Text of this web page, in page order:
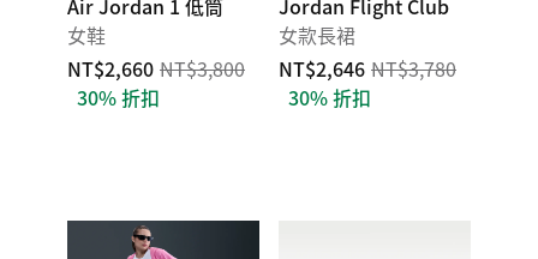
Air Jordan 1 低筒
女鞋
NT$2,660 NT$3,800
30% 折扣
Jordan Flight Club
女款長裙
NT$2,646 NT$3,780
30% 折扣